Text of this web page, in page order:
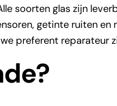
soorten glas zijn
getinte ruiten en
preferent reparateur